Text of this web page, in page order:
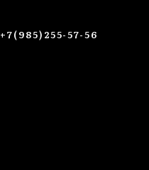
+7(985)255-57-56